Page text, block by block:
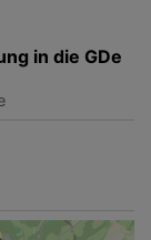
in die GDe